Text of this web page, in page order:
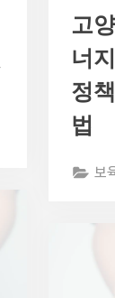
고
너
정
법
보